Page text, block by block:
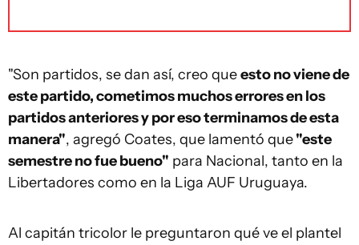
"Son partidos, se dan así, creo queesto no viene de
este partido, cometimos muchos errores en los
partidos anteriores y por eso terminamos de esta
manera", agregó Coates, que lamentó que"este
semestre no fue bueno" para Nacional, tanto en la
Libertadores como en la Liga AUF Uruguaya.
Al capitán tricolor le preguntaron qué ve el plantel